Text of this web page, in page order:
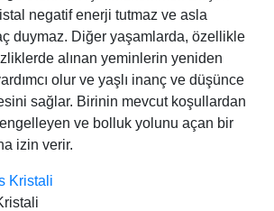
negatif enerji tutmaz ve asla
duymaz. Diğer yaşamlarda, özellikle
alınan yeminlerin yeniden
olur ve yaşlı inanç ve düşünce
sağlar. Birinin mevcut koşullardan
ve bolluk yolunu açan bir
izin verir.